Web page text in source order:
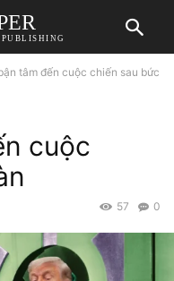
tâm đến cuộc chiến sau bức
cuộc
0
57